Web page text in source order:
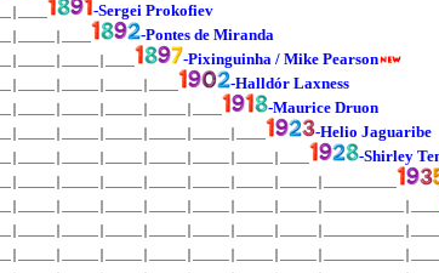
-Sergei Prokofiev
-Pontes de Miranda
-Pixinguinha / Mike Pearson
-Halldór Laxness
-Maurice Druon
-Helio Jaguaribe
-Shirley